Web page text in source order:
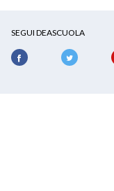
SEGUI DEASCUOLA